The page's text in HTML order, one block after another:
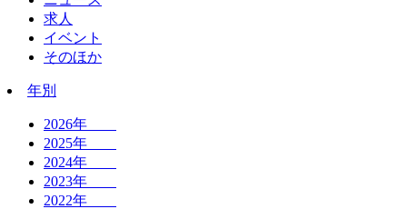
求人
イベント
そのほか
年別
2026年
2025年
2024年
2023年
2022年